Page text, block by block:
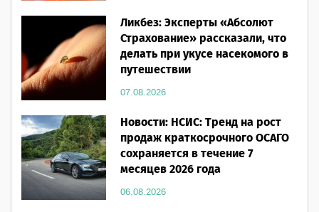
Ликбез: Эксперты «Абсолют
Страхование» рассказали, что
делать при укусе насекомого в
путешествии
07.08.2026
Новости: НСИС: Тренд на рост
продаж краткосрочного ОСАГО
сохраняется в течение 7
месяцев 2026 года
06.08.2026